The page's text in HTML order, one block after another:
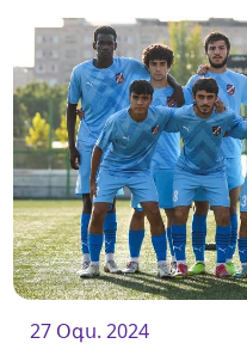
կմեկնարկի 19։00-ին։
27 Օգս. 2024